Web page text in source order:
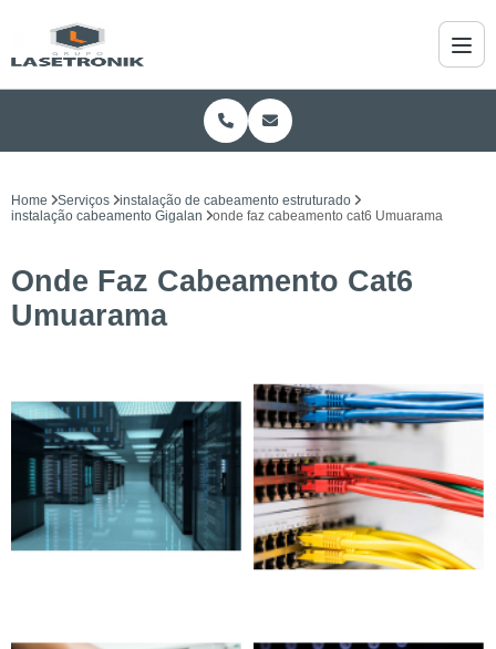
Home Serviços
instalação de cabeamento estruturado
instalação cabeamento Gigalan
onde faz cabeamento cat6 Umuarama
Onde Faz Cabeamento Cat6
Umuarama